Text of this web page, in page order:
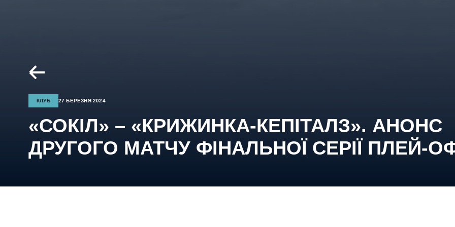
КЛУБ 27 БЕРЕЗНЯ 2024
«СОКІЛ» – «КРИЖИНКА-КЕПІТАЛЗ». АНОНС
ДРУГОГО МАТЧУ ФІНАЛЬНОЇ СЕРІЇ ПЛЕЙ-